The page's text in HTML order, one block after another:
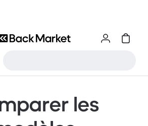
les